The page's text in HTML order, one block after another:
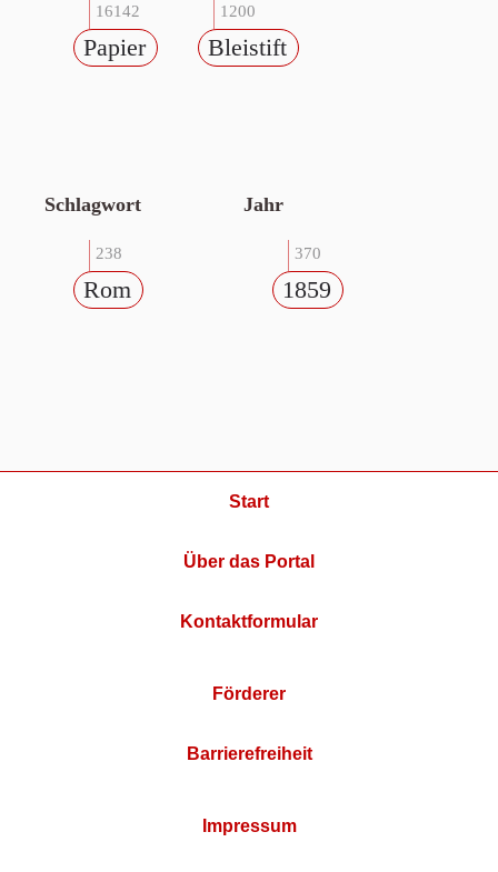
16142
Papier
1200
Bleistift
Schlagwort
238
Rom
Jahr
370
1859
Start
Über das Portal
Kontaktformular
Förderer
Barrierefreiheit
Impressum